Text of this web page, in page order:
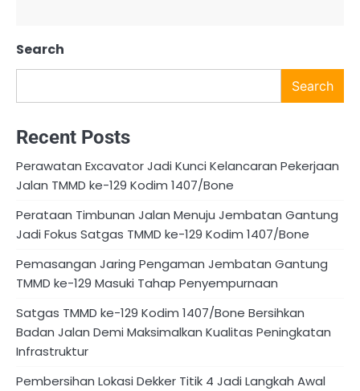
Search
Search
Recent Posts
Perawatan Excavator Jadi Kunci Kelancaran Pekerjaan
Jalan TMMD ke-129 Kodim 1407/Bone
Perataan Timbunan Jalan Menuju Jembatan Gantung
Jadi Fokus Satgas TMMD ke-129 Kodim 1407/Bone
Pemasangan Jaring Pengaman Jembatan Gantung
TMMD ke-129 Masuki Tahap Penyempurnaan
Satgas TMMD ke-129 Kodim 1407/Bone Bersihkan
Badan Jalan Demi Maksimalkan Kualitas Peningkatan
Infrastruktur
Pembersihan Lokasi Dekker Titik 4 Jadi Langkah Awal